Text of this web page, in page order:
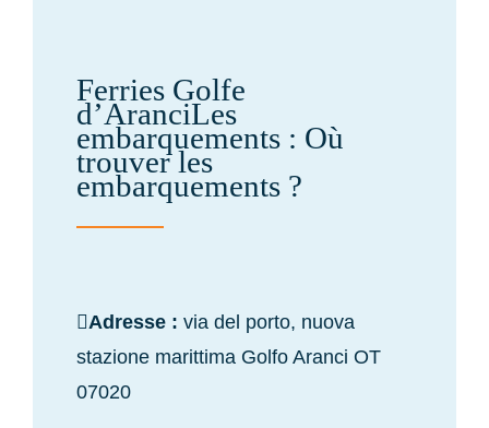
Ferries Golfe
d’AranciLes
embarquements : Où
trouver les
embarquements ?
Adresse : via del porto, nuova
stazione marittima Golfo Aranci OT
07020